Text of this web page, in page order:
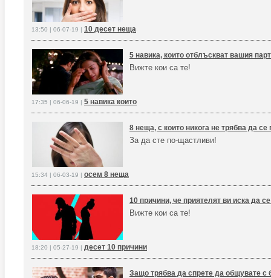
13:50 | 06-07-19 | 10 десет неща
5 навика, които отблъскват вашия
Вижте кои са те!
17:35 | 06-06-19 | 5 навика които
8 неща, с които никога не трябва да
За да сте по-щастливи!
15:34 | 06-03-19 | осем 8 неща
10 причини, че приятелят ви иска да
Вижте кои са те!
18:20 | 05-27-19 | десет 10 причини
Защо трябва да спрете да общувате с